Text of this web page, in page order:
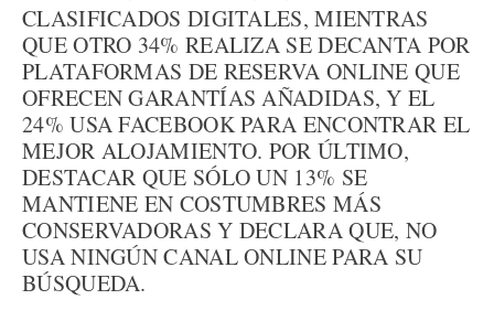
CLASIFICADOS DIGITALES, MIENTRAS
QUE OTRO 34% REALIZA SE DECANTA POR
PLATAFORMAS DE RESERVA ONLINE QUE
OFRECEN GARANTÍAS AÑADIDAS, Y EL
24% USA FACEBOOK PARA ENCONTRAR EL
MEJOR ALOJAMIENTO. POR ÚLTIMO,
DESTACAR QUE SÓLO UN 13% SE
MANTIENE EN COSTUMBRES MÁS
CONSERVADORAS Y DECLARA QUE, NO
USA NINGÚN CANAL ONLINE PARA SU
BÚSQUEDA.